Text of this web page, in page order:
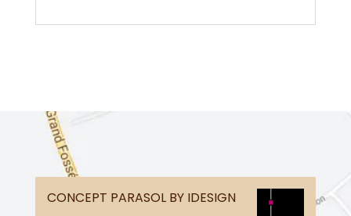
CONCEPT PARASOL BY IDESIGN